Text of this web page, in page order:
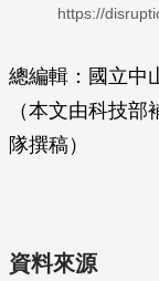
https://
總編輯：國立中
（本文由科技部
隊撰稿）
資料來源